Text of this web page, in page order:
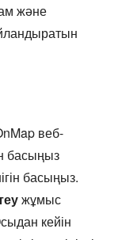
және
веб-
басыңыз
басыңыз.
жұмыс
кейін